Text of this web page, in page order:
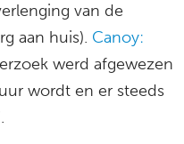
van de
aan huis). Canoy:
werd afgewezen
wordt en er steeds